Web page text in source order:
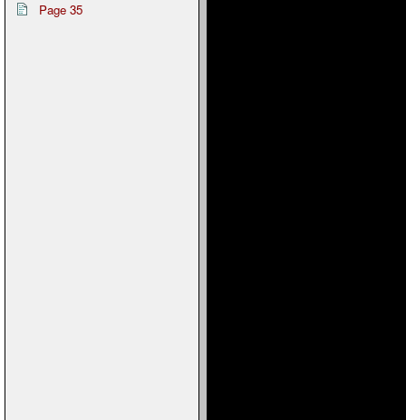
Page 35